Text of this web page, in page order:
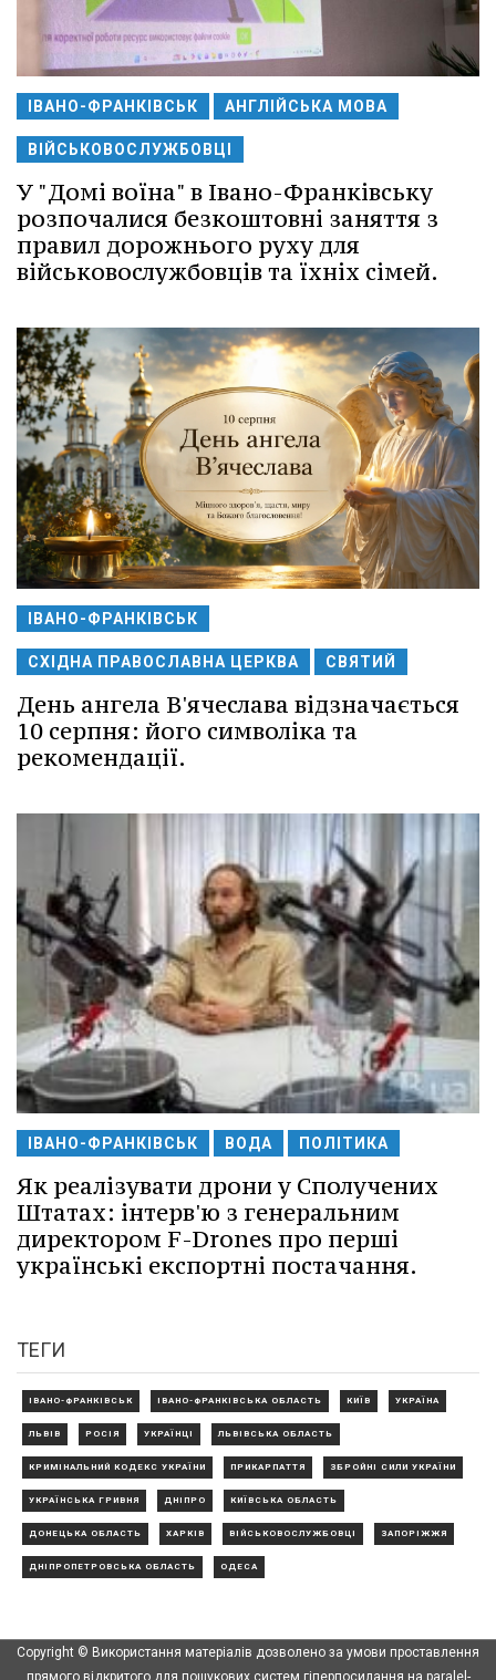
ІВАНО-ФРАНКІВСЬК АНГЛІЙСЬКА МОВА
ВІЙСЬКОВОСЛУЖБОВЦІ
У "Домі воїна" в Івано-Франківську
розпочалися безкоштовні заняття з
правил дорожнього руху для
військовослужбовців та їхніх сімей.
ІВАНО-ФРАНКІВСЬК
СХІДНА ПРАВОСЛАВНА ЦЕРКВА СВЯТИЙ
День ангела В'ячеслава відзначається
10 серпня: його символіка та
рекомендації.
ІВАНО-ФРАНКІВСЬК ВОДА ПОЛІТИКА
Як реалізувати дрони у Сполучених
Штатах: інтерв'ю з генеральним
директором F-Drones про перші
українські експортні постачання.
ТЕГИ
ІВАНО-ФРАНКІВСЬК ІВАНО-ФРАНКІВСЬКА ОБЛАСТЬ КИЇВ УКРАЇНА
ЛЬВІВ РОСІЯ УКРАЇНЦІ ЛЬВІВСЬКА ОБЛАСТЬ
КРИМІНАЛЬНИЙ КОДЕКС УКРАЇНИ ПРИКАРПАТТЯ ЗБРОЙНІ СИЛИ УКРАЇНИ
УКРАЇНСЬКА ГРИВНЯ ДНІПРО КИЇВСЬКА ОБЛАСТЬ
ДОНЕЦЬКА ОБЛАСТЬ ХАРКІВ ВІЙСЬКОВОСЛУЖБОВЦІ ЗАПОРІЖЖЯ
ДНІПРОПЕТРОВСЬКА ОБЛАСТЬ ОДЕСА
Copyright © Використання матеріалів дозволено за умови проставлення